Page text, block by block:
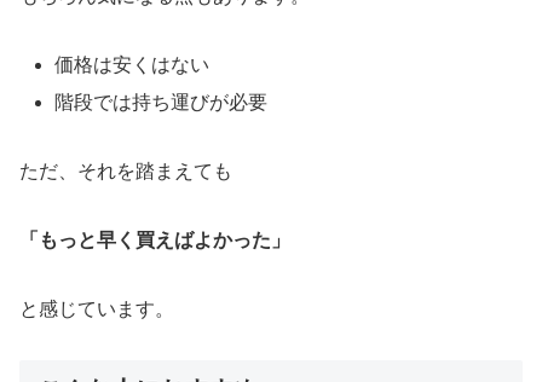
価格は安くはない
階段では持ち運びが必要
ただ、それを踏まえても
「もっと早く買えばよかった」
と感じています。